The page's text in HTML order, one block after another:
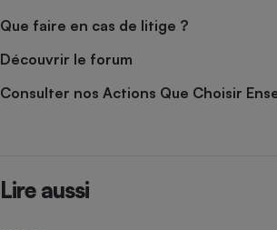
Que faire en cas de litige ?
Découvrir le forum
Consulter nos Actions Que Choisir
Lire aussi